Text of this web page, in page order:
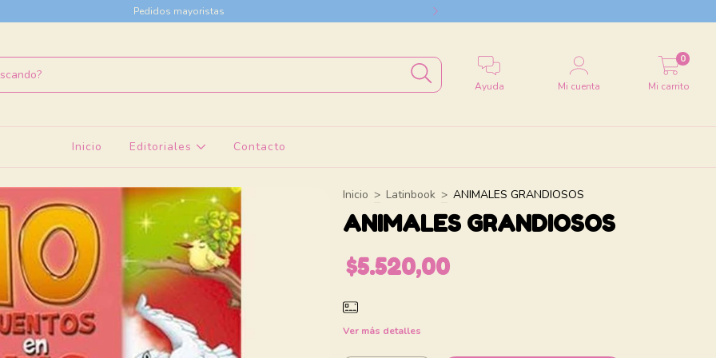
Pedidos mayoristas
Ayuda Mi cuenta Mi carrito
0
Inicio Editoriales Contacto
Inicio > Latinbook > ANIMALES GRANDIOSOS
ANIMALES GRANDIOSOS
$5.520,00
Ver más detalles